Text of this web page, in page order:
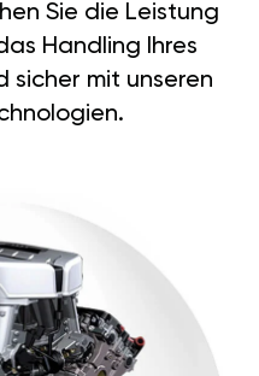
Sie die Leistung
Handling Ihres
sicher mit unseren